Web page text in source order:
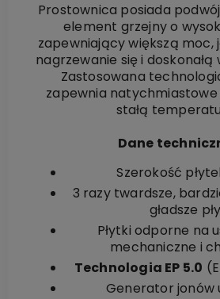
Prostownica posiada
element grzejny o
zapewniający większą moc,
nagrzewanie się i doskonałą
Zastosowana
zapewnia natychmiastowe
stałą
Dane
Szerokość
3 razy twardsze,
gładsze
Płytki odporne na
mechaniczne i
Technologia EP 5.0
Generator jonów